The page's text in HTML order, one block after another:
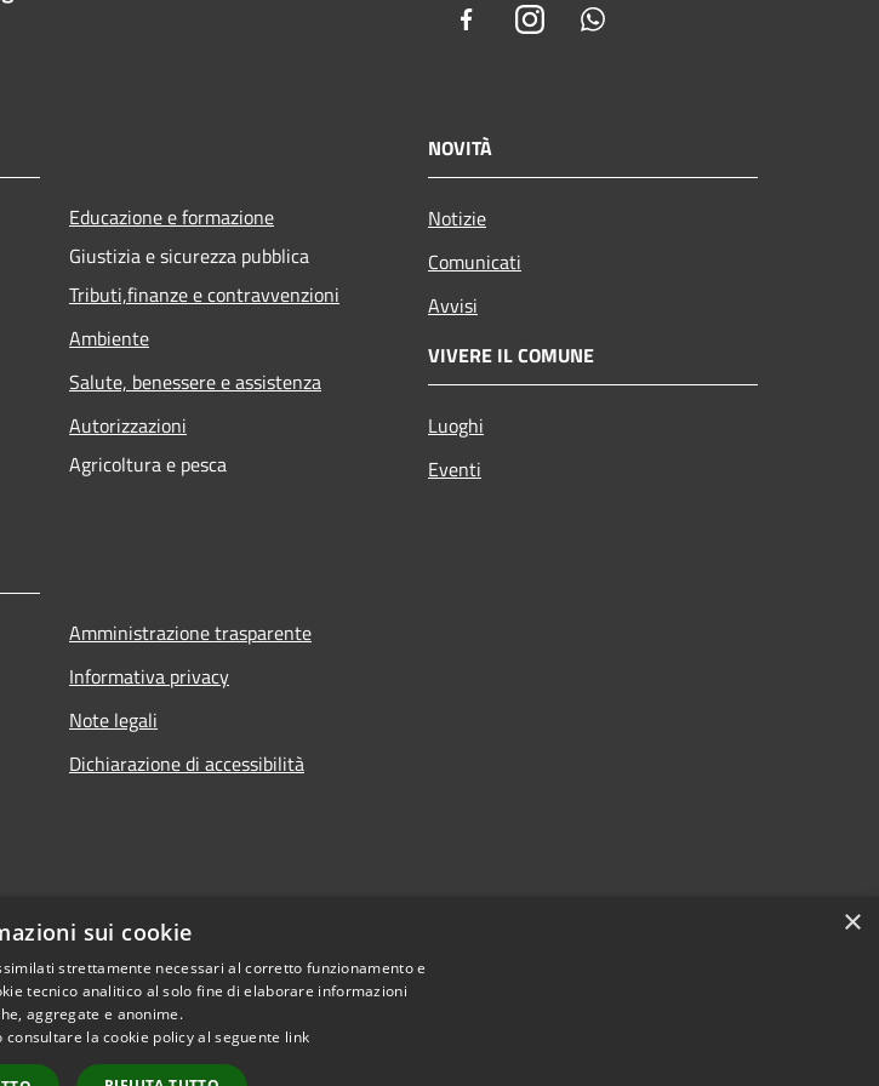
FacebookInstagram
Educazione e formazione
Giustizia e sicurezza pubblica
Tributi,finanze e contravvenzioni
Ambiente
Salute, benessere e assistenza
Autorizzazioni
Agricoltura e pesca
NOVITÀ
Notizie
Comunicati
Avvisi
VIVERE IL COMUNE
Luoghi
Eventi
Amministrazione trasparente
Informativa privacy
Note legali
Dichiarazione di accessibilità
×
sui cookie
strettamente necessari al corretto funzionamento e
tecnico analitico al solo fine di elaborare informazioni
aggregate e anonime.
la cookie policy al seguente link